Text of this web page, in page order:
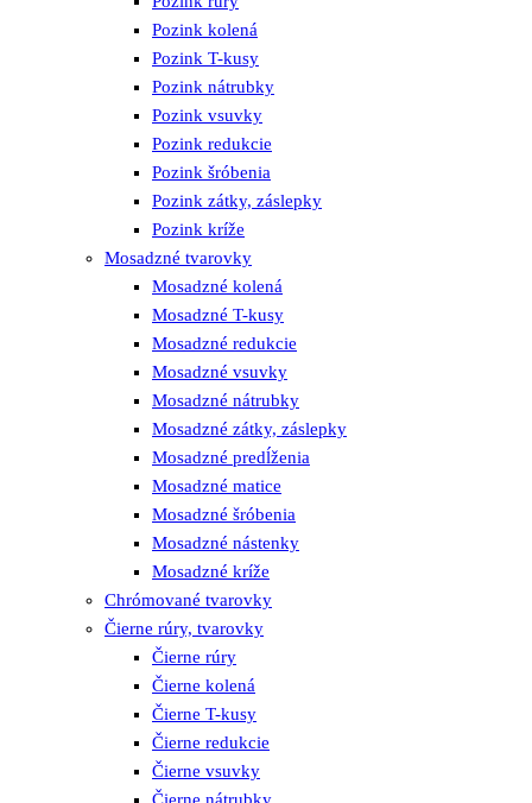
Pozink kolená
Pozink T-kusy
Pozink nátrubky
Pozink vsuvky
Pozink redukcie
Pozink šróbenia
Pozink zátky, záslepky
Pozink kríže
Mosadzné tvarovky
Mosadzné kolená
Mosadzné T-kusy
Mosadzné redukcie
Mosadzné vsuvky
Mosadzné nátrubky
Mosadzné zátky, záslepky
Mosadzné predĺženia
Mosadzné matice
Mosadzné šróbenia
Mosadzné nástenky
Mosadzné kríže
Chrómované tvarovky
Čierne rúry, tvarovky
Čierne rúry
Čierne kolená
Čierne T-kusy
Čierne redukcie
Čierne vsuvky